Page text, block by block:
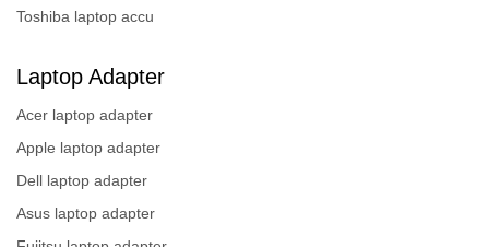
Toshiba laptop accu
Laptop Adapter
Acer laptop adapter
Apple laptop adapter
Dell laptop adapter
Asus laptop adapter